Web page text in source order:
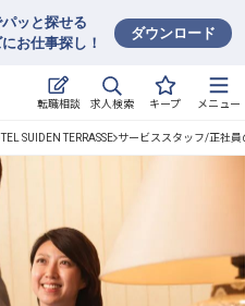
ッと探せる
お仕事探し！
ダウンロード
転職相談 求人検索 キープ メニュー
説明会
ついて
SUIDEN TERRASSE サービススタッフ/正社員